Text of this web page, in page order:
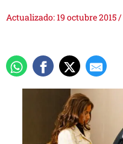
Actualizado: 19 octubre 2015/